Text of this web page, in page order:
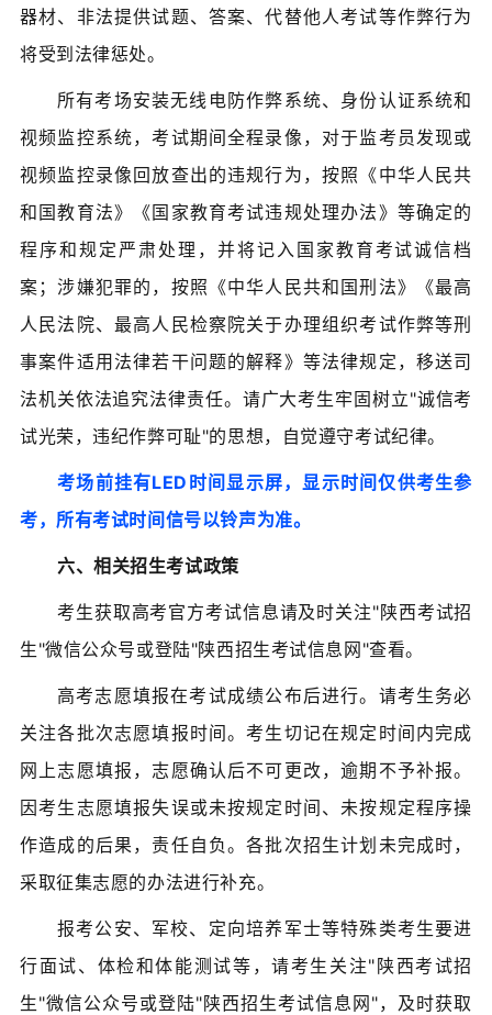
器材、非法提供试题、答案、代替他人考试等作弊行为
将受到法律惩处。
所有考场安装无线电防作弊系统、身份认证系统和
视频监控系统，考试期间全程录像，对于监考员发现或
视频监控录像回放查出的违规行为，按照《中华人民共
和国教育法》《国家教育考试违规处理办法》等确定的
程序和规定严肃处理，并将记入国家教育考试诚信档
案；涉嫌犯罪的，按照《中华人民共和国刑法》《最高
人民法院、最高人民检察院关于办理组织考试作弊等刑
事案件适用法律若干问题的解释》等法律规定，移送司
法机关依法追究法律责任。请广大考生牢固树立"诚信考
试光荣，违纪作弊可耻"的思想，自觉遵守考试纪律。
考场前挂有LED时间显示屏，显示时间仅供考生参
考，所有考试时间信号以铃声为准。
六、相关招生考试政策
考生获取高考官方考试信息请及时关注"陕西考试招
生"微信公众号或登陆"陕西招生考试信息网"查看。
高考志愿填报在考试成绩公布后进行。请考生务必
关注各批次志愿填报时间。考生切记在规定时间内完成
网上志愿填报，志愿确认后不可更改，逾期不予补报。
因考生志愿填报失误或未按规定时间、未按规定程序操
作造成的后果，责任自负。各批次招生计划未完成时，
采取征集志愿的办法进行补充。
报考公安、军校、定向培养军士等特殊类考生要进
行面试、体检和体能测试等，请考生关注"陕西考试招
生"微信公众号或登陆"陕西招生考试信息网"，及时获取